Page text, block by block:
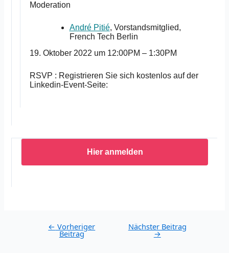
Moderation
André Pitié, Vorstandsmitglied,
French Tech Berlin
19. Oktober 2022 um 12:00PM – 1:30PM
RSVP : Registrieren Sie sich kostenlos auf der
Linkedin-Event-Seite:
Hier anmelden
navigation
← Vorheriger
Beitrag
Nächster Beitrag
→